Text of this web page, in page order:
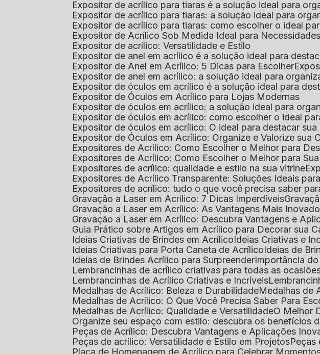
Expositor de acrílico para tiaras é a solução ideal para
Expositor de acrílico para tiaras: a solução ideal para
Expositor de acrílico para tiaras: como escolher o ideal
Expositor de Acrílico Sob Medida Ideal para
Expositor de acrílico: Versatilidade e Estilo
Expositor de anel em acrílico é a solução ideal para
Expositor de Anel em Acrílico: 5 Dicas para Escolher
Expositor de anel em acrílico: a solução ideal para
Expositor de óculos em acrílico é a solução ideal para
Expositor de Óculos em Acrílico para Lojas Modernas
Expositor de óculos em acrílico: a solução ideal para
Expositor de óculos em acrílico: como escolher o ideal
Expositor de óculos em acrílico: O ideal para destacar
Expositor de Óculos em Acrílico: Organize e Valorize sua
Expositores de Acrílico: Como Escolher o Melhor para
Expositores de Acrílico: Como Escolher o Melhor para
Expositores de acrílico: qualidade e estilo na sua vitrine
Expositores de Acrílico Transparente: Soluções Ideais
Expositores de acrílico: tudo o que você precisa saber
Gravação a Laser em Acrílico: 7 Dicas Imperdíveis
Gravação a Laser em Acrílico: As Vantagens Mais
Gravação a Laser em Acrílico: Descubra Vantagens e
Guia Prático sobre Artigos em Acrílico para Decorar sua
Ideias Criativas de Brindes em Acrílico Ideias Criativas e
Ideias Criativas para Porta Caneta de Acrílico Ideias de
Ideias de Brindes Acrílico para Surpreender Importância
Lembrancinhas de acrílico criativas para todas as
Lembrancinhas de Acrílico Criativas e Incríveis
Medalhas de Acrílico: Beleza e Durabilidade
Medalhas
Medalhas de Acrílico: O Que Você Precisa Saber Para
Medalhas de Acrílico: Qualidade e Versatilidade
O
Organize seu espaço com estilo: descubra os benefícios
Peças de Acrílico: Descubra Vantagens e Aplicações
Peças de acrílico: Versatilidade e Estilo em Projetos
Placa de Homenagem de Acrílico para Celebrar